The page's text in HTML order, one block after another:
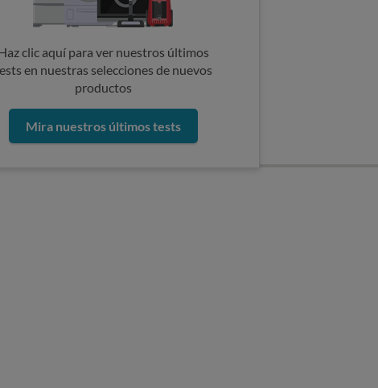
clic aquí para ver nuestros últimos
en nuestras selecciones de nuevos
productos
Mira nuestros últimos tests